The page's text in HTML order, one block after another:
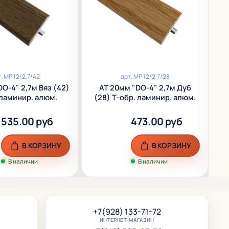
МР 12/2,7/42
4" 2,7м Вяз (42)
алюм.
535.00 руб
В наличии
В КОРЗИНУ
арт.МР 12/2,7/28
АТ 20мм "DO-4" 2,7м Дуб
(28) Т-обр. ламинир. алюм.
473.00 руб
В наличии
В КОРЗИНУ
+7(928) 133-71-72
ИНТЕРНЕТ-МАГАЗИН